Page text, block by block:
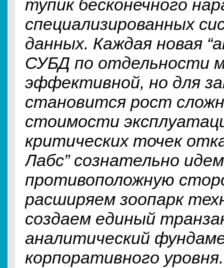
тупик бесконечного
специализированных
данных. Каждая новая
СУБД по отдельности
эффективной, но для
становится рост
стоимости
критических точек
Лабс” сознательно
противоположную
расширяем зоопарк
создаем единый
аналитический
корпоративного